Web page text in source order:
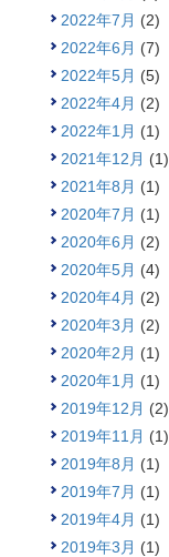
2022年7月 (2)
2022年6月 (7)
2022年5月 (5)
2022年4月 (2)
2022年1月 (1)
2021年12月 (1)
2021年8月 (1)
2020年7月 (1)
2020年6月 (2)
2020年5月 (4)
2020年4月 (2)
2020年3月 (2)
2020年2月 (1)
2020年1月 (1)
2019年12月 (2)
2019年11月 (1)
2019年8月 (1)
2019年7月 (1)
2019年4月 (1)
2019年3月 (1)